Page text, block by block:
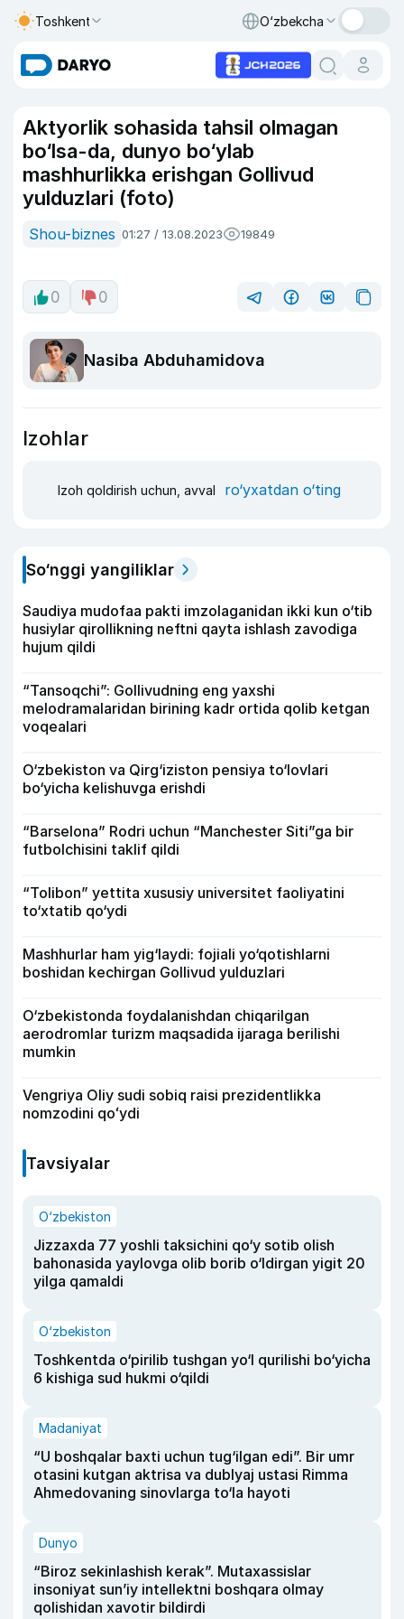
Toshkent O‘zbekcha
Aktyorlik sohasida tahsil olmagan
bo‘lsa-da, dunyo bo‘ylab
mashhurlikka erishgan Gollivud
yulduzlari (foto)
Shou-biznes 01:27 / 13.08.2023 19849
0 0
Nasiba Abduhamidova
Izohlar
Izoh qoldirish uchun, avval ro‘yxatdan o‘ting
So‘nggi yangiliklar
Saudiya mudofaa pakti imzolaganidan ikki kun o‘tib
husiylar qirollikning neftni qayta ishlash zavodiga
hujum qildi
“Tansoqchi”: Gollivudning eng yaxshi
melodramalaridan birining kadr ortida qolib ketgan
voqealari
O‘zbekiston va Qirg‘iziston pensiya to‘lovlari
bo‘yicha kelishuvga erishdi
“Barselona” Rodri uchun “Manchester Siti”ga bir
futbolchisini taklif qildi
“Tolibon” yettita xususiy universitet faoliyatini
to‘xtatib qo‘ydi
Mashhurlar ham yig‘laydi: fojiali yo‘qotishlarni
boshidan kechirgan Gollivud yulduzlari
O‘zbekistonda foydalanishdan chiqarilgan
aerodromlar turizm maqsadida ijaraga berilishi
mumkin
Vengriya Oliy sudi sobiq raisi prezidentlikka
nomzodini qoʻydi
Tavsiyalar
O‘zbekiston
Jizzaxda 77 yoshli taksichini qo‘y sotib olish
bahonasida yaylovga olib borib o‘ldirgan yigit 20
yilga qamaldi
O‘zbekiston
Toshkentda o‘pirilib tushgan yo‘l qurilishi bo‘yicha
6 kishiga sud hukmi o‘qildi
Madaniyat
“U boshqalar baxti uchun tug‘ilgan edi”. Bir umr
otasini kutgan aktrisa va dublyaj ustasi Rimma
Ahmedovaning sinovlarga to‘la hayoti
Dunyo
“Biroz sekinlashish kerak”. Mutaxassislar
insoniyat sun’iy intellektni boshqara olmay
qolishidan xavotir bildirdi